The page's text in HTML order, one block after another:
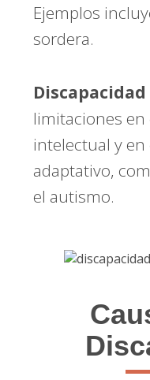
Ejemplos
sordera.
limitaciones
intelectual y
adaptativo,
el autismo.